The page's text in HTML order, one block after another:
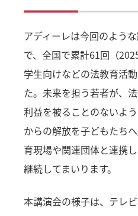
アディーレは今回のよう
で、全国で累計61回（
学生向けなどの法教育活
た。未来を担う若者が、
利益を被ることのないよ
からの解放を子どもたち
育現場や関連団体と連携
継続してまいります。
本講演会の様子は、テレビ